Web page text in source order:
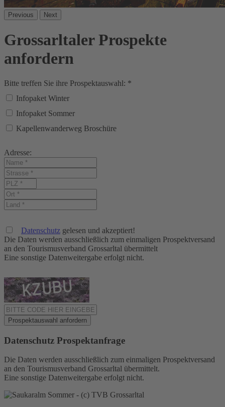
Previous Next
Grossarltaler Prospekte
anfordern
Bitte treffen Sie ihre Prospektauswahl: *
Infopaket Winter
Infopaket Sommer
Kapellenwanderweg Broschüre
Adresse:
Datenschutz gelesen und akzeptiert!
Die Daten werden ausschließlich zum einmaligen Prospektversand
an den Tourismusverband Grossarltal übermittelt
Eine sonstige Datenweitergabe erfolgt nicht.
Datenschutz Prospektanfrage
Die Daten werden ausschließlich zum einmaligen Prospektversand
an den Tourismusverband Grossarltal übermittelt.
Eine sonstige Datenweitergabe erfolgt nicht.